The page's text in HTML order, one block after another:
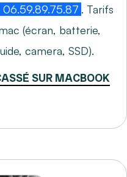
. Tarifs
(écran, batterie,
camera, SSD).
SUR MACBOOK